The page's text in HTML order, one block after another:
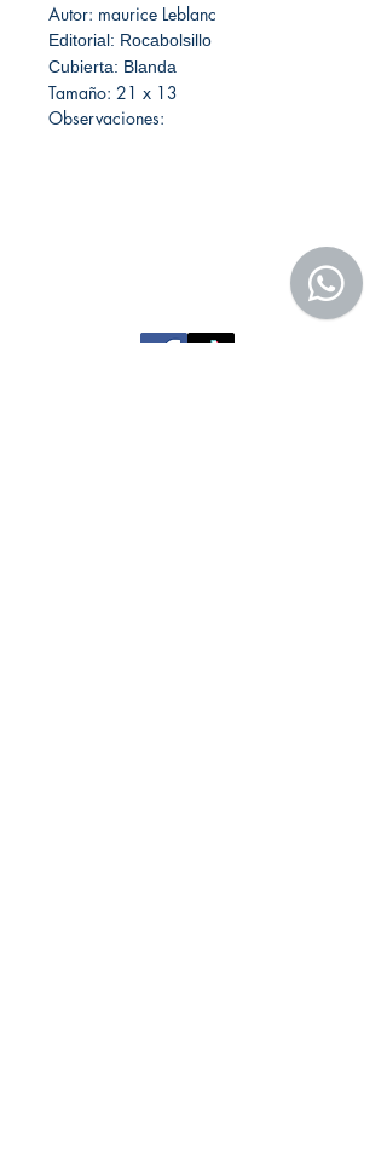
Autor: maurice Leblanc
Editorial: Rocabolsillo
Cubierta: Blanda
Tamaño: 21 x 13
Observaciones:
Librería Editorial Trilobites